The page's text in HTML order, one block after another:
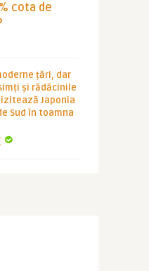
cota de
țări, dar
și rădăcinile
Japonia
Sud în toamna